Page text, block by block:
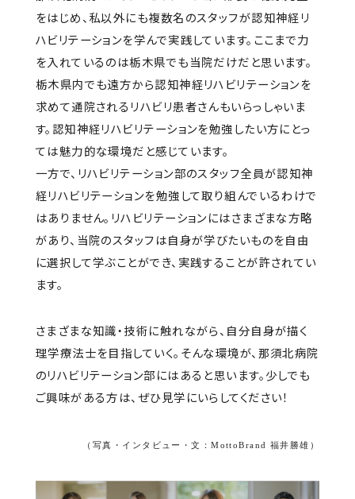
をはじめ、私以外にも複数名のスタッフが認知神経リ
ハビリテーションを学んで実践しています。ここまで力
を入れているのは栃木県でも当院だけだと思います。
栃木県内でも遠方から認知神経リハビリテーションを
求めて通院されるリハビリ患者さんもいらっしゃいま
す。認知神経リハビリテーションを勉強したい方にとっ
ては魅力的な環境だと感じています。
一方で、リハビリテーション部のスタッフ全員が認知神
経リハビリテーションを勉強して取り組んでいるわけで
はありません。リハビリテーションにはさまざまな方略
があり、当院のスタッフは自身が学びたいものを自由
に選択して学ぶことができ、実践することが許されてい
ます。
さまざまな知識・技術に触れながら、自分自身が描く
理学療法士を目指していく。そんな環境が、那須北病院
のリハビリテーション部にはあると思います。少しでも
ご興味がある方は、ぜひ見学にいらしてください！
（写真・インタビュー・文：MottoBrand 福井勝雄）